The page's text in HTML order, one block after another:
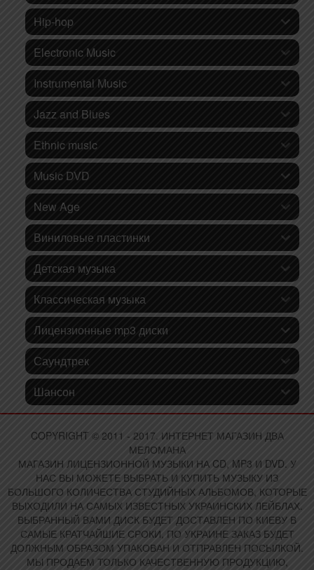
Hip-hop
Electronic Music
Instrumental Music
Jazz and Blues
Ethnic music
Music DVD
New Age
Виниловые пластинки
Детская музыка
Классическая музыка
Лицензионные mp3 диски
Саундтрек
Шансон
COPYRIGHT © 2011 - 2017. ИНТЕРНЕТ МАГАЗИН ДВА
МЕЛОМАНА
МАГАЗИН ЛИЦЕНЗИОННОЙ МУЗЫКИ НА CD, MP3 И DVD. У
НАС ВЫ МОЖЕТЕ ВЫБРАТЬ И КУПИТЬ МУЗЫКУ ИЗ
БОЛЬШОГО КОЛИЧЕСТВА СТУДИЙНЫХ АЛЬБОМОВ, КОТОРЫЕ
ВЫХОДИЛИ НА САМЫХ ИЗВЕСТНЫХ УКРАИНСКИХ ЛЕЙБЛАХ.
ВЫБРАННЫЙ ВАМИ ДИСК БУДЕТ ДОСТАВЛЕН ПО КИЕВУ В
САМЫЕ КРАТЧАЙШИЕ СРОКИ, ПО УКРАИНЕ ЗАКАЗ БУДЕТ
ДОЛЖНЫМ ОБРАЗОМ УПАКОВАН И ОТПРАВЛЕН ПОСЫЛКОЙ.
МЫ ПРОДАЕМ ТОЛЬКО КАЧЕСТВЕННУЮ ПРОДУКЦИЮ,